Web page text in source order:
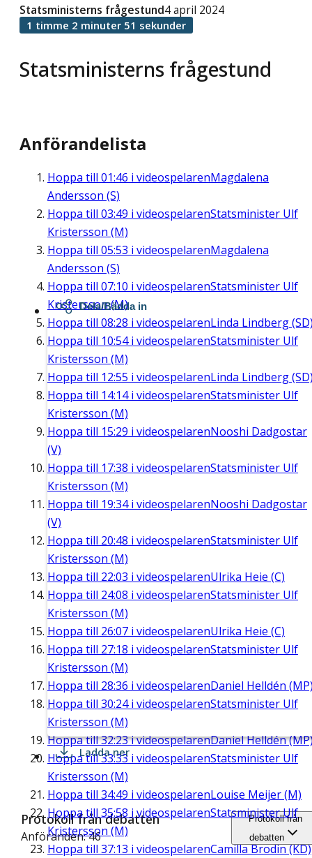
Statsministerns frågestund
Statsministerns frågestund4 april 2024
1 timme 2 minuter 51 sekunder
Anförandelista
Hoppa till 01:46 i videospelarenMagdalena
Andersson (S)
Hoppa till 03:49 i videospelarenStatsminister Ulf
Kristersson (M)
Hoppa till 05:53 i videospelarenMagdalena
Andersson (S)
Hoppa till 07:10 i videospelarenStatsminister Ulf
Kristersson (M)
Hoppa till 08:28 i videospelarenLinda Lindberg
Hoppa till 10:54i videospelarenStatsminister Ulf
Kristersson (M)
Hoppa till 12:55 i videospelarenLinda Lindberg
Hoppa till 14:14i videospelarenStatsminister Ulf
Kristersson (M)
Hoppa till 15:29 i videospelarenNooshi Dadgostar
(V)
Hoppa till 17:38 i videospelarenStatsminister Ulf
Kristersson (M)
Hoppa till 19:34i videospelarenNooshi Dadgostar
(V)
Hoppa till 20:48 i videospelarenStatsminister Ulf
Kristersson (M)
Hoppa till 22:03 i videospelarenUlrika Heie (C)
Hoppa till 24:08 i videospelarenStatsminister Ulf
Kristersson (M)
Hoppa till 26:07 i videospelarenUlrika Heie (C)
Hoppa till 27:18 i videospelarenStatsminister Ulf
Kristersson (M)
Hoppa till 28:36 i videospelarenDaniel Helldén
Hoppa till 30:24i videospelarenStatsminister Ulf
Kristersson (M)
Hoppa till32:23i videospelarenDaniel Helldén
Hoppa till33:33 i videospelarenStatsminister Ulf
Kristersson (M)
Hoppa till 34:49 i videospelarenLouise Meijer (M)
Hoppa till 35:58 i videospelarenStatsminister Ulf
Kristersson (M)
Hoppa till 37:13 i videospelarenCamilla Brodin (KD)
Dela/Bädda in
Ladda ner
Protokoll från debatten
Anföranden: 46
Protokoll från
debatten